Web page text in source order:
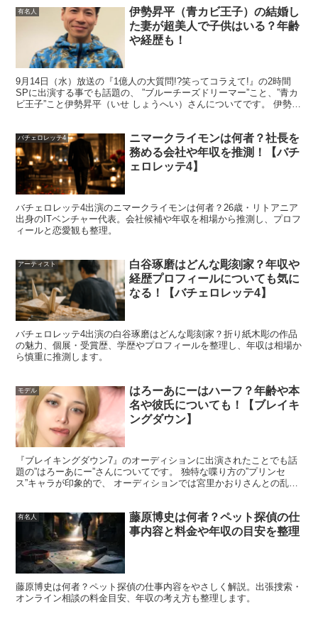
奥野卓志に子供はいる？
についてです。
事実上2度の結婚歴があることからも、子供の有無につい
ても気になるところですが、
調べてみても子供についての情報はなく、奥野さんが登場
している数々のYouTube動画でも子供については語られ
ていませんでしたので、
子供はいないのでしょうか。
それとも語られていないだけでしょうか。
奥野さんが結婚された時期や離婚された時期についても不
明ですが、48歳（2022年9月現在）という年齢やバツ2と
いうことを考えると、
個人的には子供はいるのではないかなぁと思います。
有名人
伊勢昇平（青カビ王子）の結婚し
た妻が超美人で子供はいる？年齢
や経歴も！
9月14日（水）放送の『1億人の大質問!?笑ってコラえて!』の2時間
SPに出演する事でも話題の、 ”ブルーチーズドリーマー”こと、”青カ
ビ王子”こと伊勢昇平（いせ しょうへい）さんについてです。 伊勢昇
バチェロレッテ4
ニマークライモンは何者？社長を
務める会社や年収を推測！【バチ
ェロレッテ4】
バチェロレッテ4出演のニマークライモンは何者？26歳・リトアニア
出身のITベンチャー代表。会社候補や年収を相場から推測し、プロフ
ィールと恋愛観も整理。
アーティスト
白谷琢磨はどんな彫刻家？年収や
経歴プロフィールについても気に
なる！【バチェロレッテ4】
バチェロレッテ4出演の白谷琢磨はどんな彫刻家？折り紙木彫の作品
の魅力、個展・受賞歴、学歴やプロフィールを整理し、年収は相場か
ら慎重に推測します。
モデル
はろーあにーはハーフ？年齢や本
名や彼氏についても！【ブレイキ
ングダウン】
『ブレイキングダウン7』のオーディションに出演されたことでも話
題の”はろーあにー”さんについてです。 独特な喋り方の”プリンセ
ス”キャラが印象的で、 オーディションでは宮里かおりさんとの乱闘
有名人
藤原博史は何者？ペット探偵の仕
事内容と料金や年収の目安を整理
藤原博史は何者？ペット探偵の仕事内容をやさしく解説。出張捜索・
オンライン相談の料金目安、年収の考え方も整理します。